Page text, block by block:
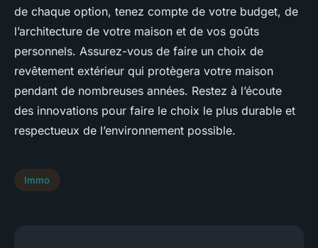
de chaque option, tenez compte de votre budget, de
l’architecture de votre maison et de vos goûts
personnels. Assurez-vous de faire un choix de
revêtement extérieur qui protègera votre maison
pendant de nombreuses années. Restez à l’écoute
des innovations pour faire le choix le plus durable et
respectueux de l’environnement possible.
Immo